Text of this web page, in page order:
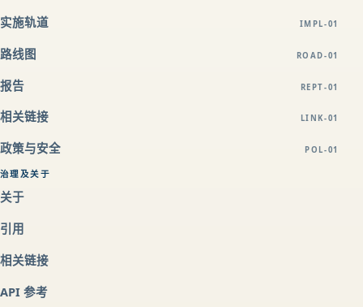
实施轨道 IMPL-01
路线图 ROAD-01
报告 REPT-01
相关链接 LINK-01
政策与安全 POL-01
治理及关于
关于
引用
相关链接
API 参考